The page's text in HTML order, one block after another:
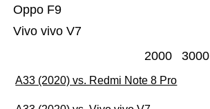
Vivo vivo V7
Oppo F9
2000 3000
A33 (2020) vs. Redmi Note 8 Pro